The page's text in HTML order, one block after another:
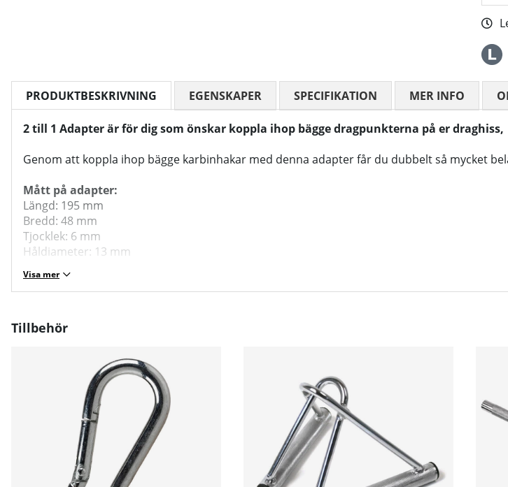
PRODUKTBESKRIVNING
2 till 1 Adapter är för dig som önskar koppla ihop bägge dragpunkterna på er
Genom att koppla ihop bägge karbinhakar med denna adapter får du dubbelt så mycket
Mått på adapter:
Längd: 195 mm
Bredd: 48 mm
Tjocklek: 6 mm
Håldiameter: 13 mm
Visa mer
EGENSKAPER SPECIFIKATION MER INFO
Tillbehör